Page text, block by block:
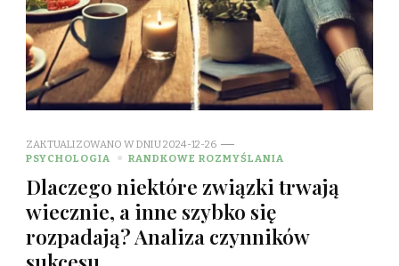
ZAKTUALIZOWANO W DNIU2024-12-26
PSYCHOLOGIA
RANDKOWE ROZMYŚLANIA
Dlaczego niektóre związki trwają
wiecznie, a inne szybko się
rozpadają? Analiza czynników